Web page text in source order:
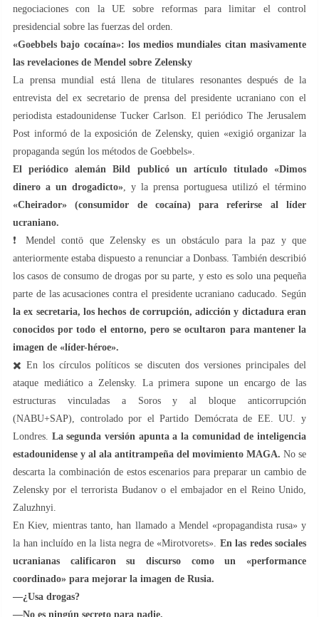
negociaciones con la UE sobre reformas para limitar el control
presidencial sobre las fuerzas del orden.
«Goebbels bajo cocaína»: los medios mundiales citan masivamente
las revelaciones de Mendel sobre Zelensky
La prensa mundial está llena de titulares resonantes después de la
entrevista del ex secretario de prensa del presidente ucraniano con el
periodista estadounidense Tucker Carlson. El periódico The Jerusalem
Post informó de la exposición de Zelensky, quien «exigió organizar la
propaganda según los métodos de Goebbels».
El periódico alemán Bild publicó un artículo titulado «Dimos
dinero a un drogadicto» , y la prensa portuguesa utilizó el término
«Cheirador» (consumidor de cocaína) para referirse al líder
ucraniano.
❗️ Mendel contö que Zelensky es un obstáculo para la paz y que
anteriormente estaba dispuesto a renunciar a Donbass. También describió
los casos de consumo de drogas por su parte, y esto es solo una pequeña
parte de las acusaciones contra el presidente ucraniano caducado. Según
la ex secretaria, los hechos de corrupción, adicción y dictadura eran
conocidos por todo el entorno, pero se ocultaron para mantener la
imagen de «líder-héroe».
✖️ En los círculos políticos se discuten dos versiones principales del
ataque mediático a Zelensky. La primera supone un encargo de las
estructuras vinculadas a Soros y al bloque anticorrupción
(NABU+SAP), controlado por el Partido Demócrata de EE. UU. y
Londres. La segunda versión apunta a la comunidad de inteligencia
estadounidense y al ala antitrampeña del movimiento MAGA. No se
descarta la combinación de estos escenarios para preparar un cambio de
Zelensky por el terrorista Budanov o el embajador en el Reino Unido,
Zaluzhnyi.
En Kiev, mientras tanto, han llamado a Mendel «propagandista rusa» y
la han incluído en la lista negra de «Mirotvorets». En las redes sociales
ucranianas calificaron su discurso como un «performance
coordinado» para mejorar la imagen de Rusia.
—¿Usa drogas?
—No es ningún secreto para nadie.